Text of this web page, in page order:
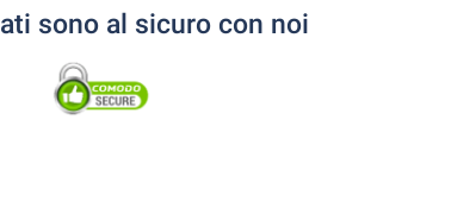
sono al sicuro con noi